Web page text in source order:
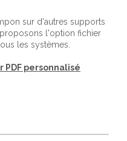
sur d'autres supports
l'option fichier
les systèmes.
PDF personnalisé